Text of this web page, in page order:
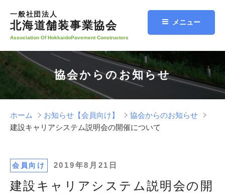
ツ
へ
ス
一般社団法人
北海道舗装事業協会
Association Of HokkaidoPavement Constructors
メニュー
協会からのお知らせ
ホーム お知らせ【会員向け】
協会からのお知らせ
建設キャリアシステム説明会の開催について
会員向け
投
日:
2019年8月21日
建設キャリアシステム説明会の開